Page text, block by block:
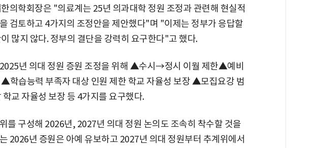
의학회장은 "의료계는 25년 의과대학 정원 조정과 관련해 현실적
검토하고 4가지의 조정안을 제안했다"며 "이제는 정부가 응답할
많지 않다. 정부의 결단을 강력히 요구한다"고 했다.
년 의대 정원 증원 조정을 위해 ▲수시→정시 이월 제한▲예비
학습능력 부족자 대상 인원 제한 학교 자율성 보장 ▲모집요강 범
교 자율성 보장 등 4가지를 요구했다.
를 구성해 2026년, 2027년 의대 정원 논의도 조속히 착수할 것을
2026년 증원은 아예 유보하고 2027년 의대 정원부터 추계위에서